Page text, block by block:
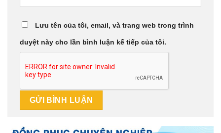
Lưu tên của tôi, email, và trang web trong trình
duyệt này cho lần bình luận kế tiếp của tôi.